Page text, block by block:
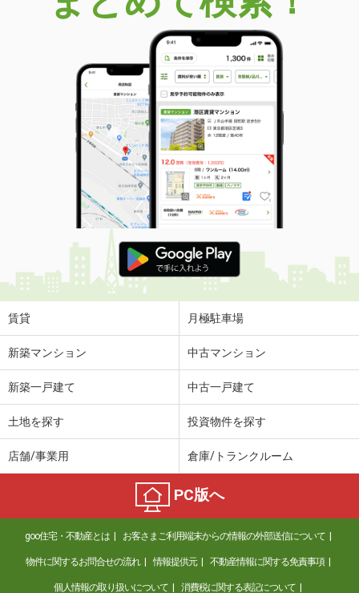
賃貸 月極駐車場
新築マンション 中古マンション
新築一戸建て 中古一戸建て
土地を探す 投資物件を探す
店舗/事業用 倉庫/トランクルーム
PC版へ
goo住宅・不動産とは お客さまご利用端末からの情報の外部送信について
物件に関するお問合せの流れ 情報提供元 不動産情報に関する免責事項
個人情報の取り扱いについて 消費税に関する表記について